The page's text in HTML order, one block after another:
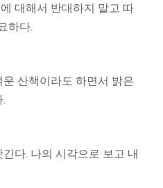
대해서 반대하지 말고 따
하다.
산책이라도 하면서 밝은
다. 나의 시각으로 보고 내